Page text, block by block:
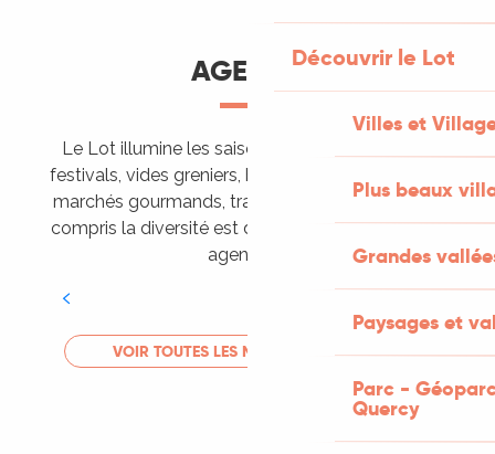
Découvrir le Lot
Villes et
Plus beaux
Grandes
Paysages et
Parc -
Quercy
AGENDA
Le Lot illumine les saisons de ses animations :
festivals, vides greniers, brocantes, fêtes votives,
marchés gourmands, trails sportifs… Vous l’aurez
compris la diversité est de mise, alors tous à vos
agendas !
LIRE LA SUITE
VOIR TOUTES LES MANIFESTATIONS